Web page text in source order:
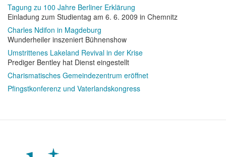
Tagung zu 100 Jahre Berliner Erklärung
Einladung zum Studientag am 6. 6. 2009 in Chemnitz
Charles Ndifon in Magdeburg
Wunderheiler inszeniert Bühnenshow
Umstrittenes Lakeland Revival in der Krise
Prediger Bentley hat Dienst eingestellt
Charismatisches Gemeindezentrum eröffnet
Pfingstkonferenz und Vaterlandskongress